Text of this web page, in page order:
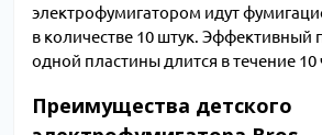
электрофумигатором идут
в количестве 10 штук. Эффективный
одной пластины длится в течение 10
Преимущества детского